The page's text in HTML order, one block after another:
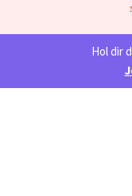
Hol dir